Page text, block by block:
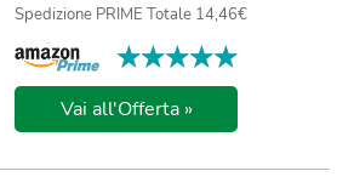
Spedizione PRIME Totale 14,46€
★★★★★
★★★★★
Vai all'Offerta »